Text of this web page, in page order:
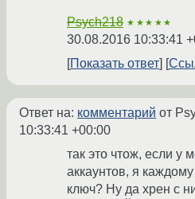
Psych218 ★★★★★
30.08.2016 10:33:41
Показать ответ
Ответ на: комментарий от
10:33:41 +00:00
так это чтож, если у
аккаунтов, я
ключ? Ну да хрен с